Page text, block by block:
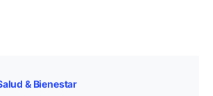
& Bienestar